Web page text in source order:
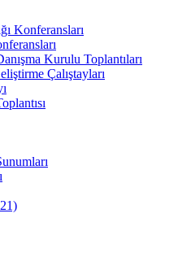
Konferansları
Kurulu Toplantıları
Çalıştayları